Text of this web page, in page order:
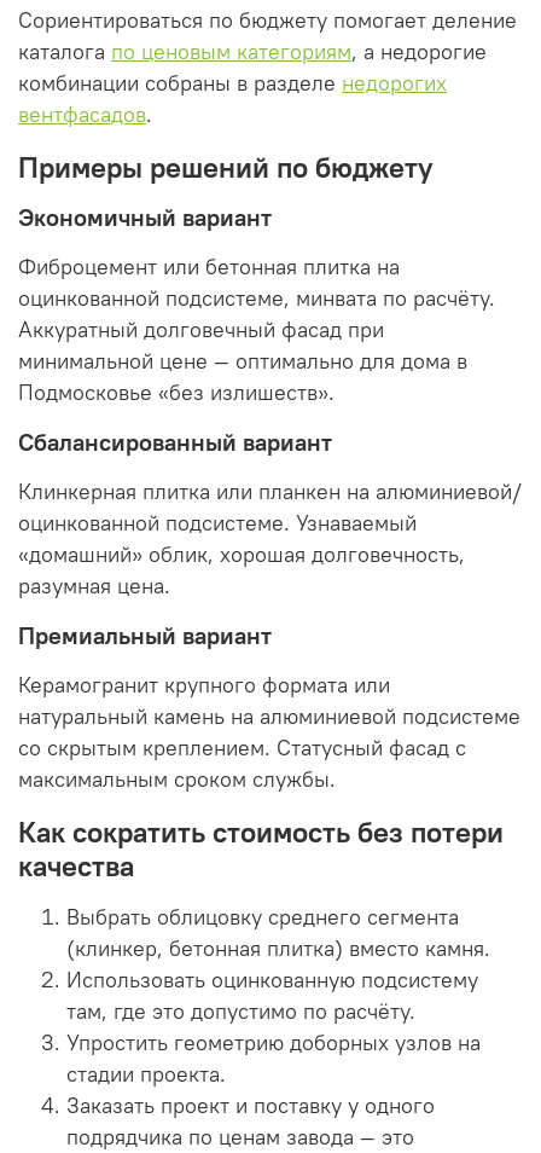
Сориентироваться по бюджету помогает деление
каталога по ценовым категориям, а недорогие
комбинации собраны в разделе недорогих
вентфасадов.
Примеры решений по бюджету
Экономичный вариант
Фиброцемент или бетонная плитка на
оцинкованной подсистеме, минвата по расчёту.
Аккуратный долговечный фасад при
минимальной цене — оптимально для дома в
Подмосковье «без излишеств».
Сбалансированный вариант
Клинкерная плитка или планкен на алюминиевой/
оцинкованной подсистеме. Узнаваемый
«домашний» облик, хорошая долговечность,
разумная цена.
Премиальный вариант
Керамогранит крупного формата или
натуральный камень на алюминиевой подсистеме
со скрытым креплением. Статусный фасад с
максимальным сроком службы.
Как сократить стоимость без потери
качества
Выбрать облицовку среднего сегмента
(клинкер, бетонная плитка) вместо камня.
Использовать оцинкованную подсистему
там, где это допустимо по расчёту.
Упростить геометрию доборных узлов на
стадии проекта.
Заказать проект и поставку у одного
подрядчика по ценам завода — это